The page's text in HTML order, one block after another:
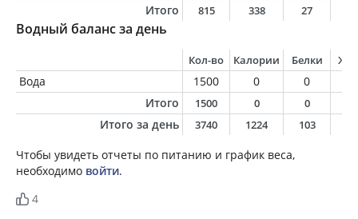
Итого
815 338 27
Водный баланс за день
Кол-во Калории Белки
Вода 1500 0 0
Итого
1500 0 0
Итого за день 3740 1224 103
Чтобы увидеть отчеты по питанию и график веса,
необходимо войти.
4